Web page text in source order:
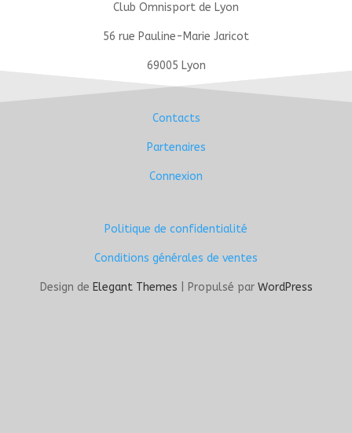
Club Omnisport de Lyon
56 rue Pauline-Marie Jaricot
69005 Lyon
Contacts
Partenaires
Connexion
Politique de confidentialité
Conditions générales de ventes
Design de Elegant Themes | Propulsé par WordPress